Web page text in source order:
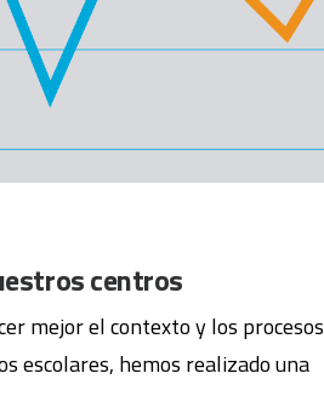
centros
mejor el contexto y los procesos
escolares, hemos realizado una